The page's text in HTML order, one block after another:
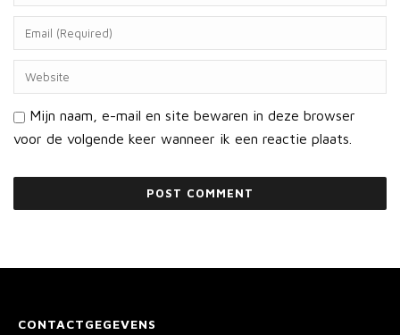
Mijn naam, e-mail en site bewaren in deze browser
voor de volgende keer wanneer ik een reactie plaats.
CONTACTGEGEVENS